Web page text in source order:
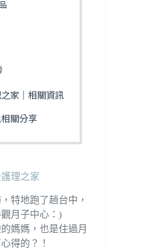
家｜相關資訊
關分享
理之家
特地跑了趟台中，
月子中心：)
媽媽，也是住過月
得的？！